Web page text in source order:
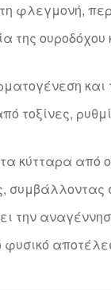
φλεγμονή,
της
τοξίνες,
κύτταρα από
την